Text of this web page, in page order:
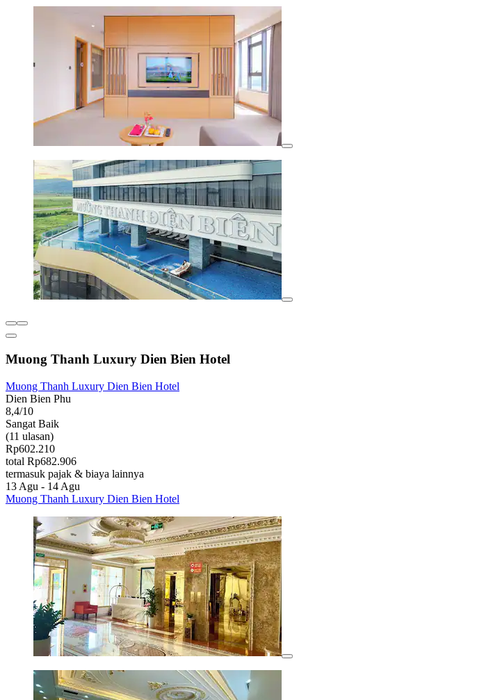
Muong Thanh Luxury Dien Bien Hotel
Muong Thanh Luxury Dien Bien Hotel
Dien Bien Phu
8,4/10
Sangat Baik
(11 ulasan)
Rp602.210
total Rp682.906
termasuk pajak & biaya lainnya
13 Agu - 14 Agu
Muong Thanh Luxury Dien Bien Hotel